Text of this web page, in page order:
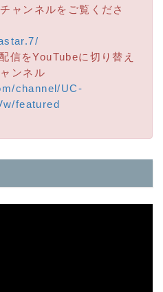
ャンネルをご覧くださ
信をYouTubeに切り替え
ンネル
channel/UC-
featured